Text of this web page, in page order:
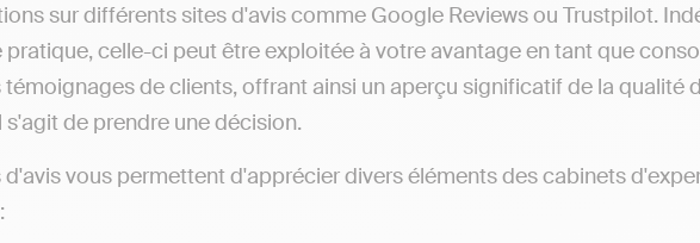
sur différents sites d'avis comme Google Reviews ou Trustpilot.
celle-ci peut être exploitée à votre avantage en tant que
de clients, offrant ainsi un aperçu significatif de la qualité
de prendre une décision.
vous permettent d'apprécier divers éléments des cabinets